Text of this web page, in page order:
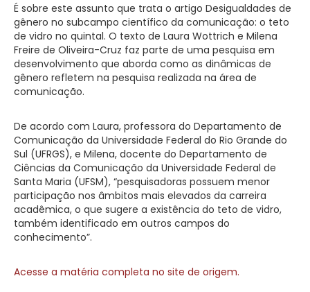
É sobre este assunto que trata o artigo Desigualdades de
gênero no subcampo científico da comunicação: o teto
de vidro no quintal. O texto de Laura Wottrich e Milena
Freire de Oliveira-Cruz faz parte de uma pesquisa em
desenvolvimento que aborda como as dinâmicas de
gênero refletem na pesquisa realizada na área de
comunicação.
De acordo com Laura, professora do Departamento de
Comunicação da Universidade Federal do Rio Grande do
Sul (UFRGS), e Milena, docente do Departamento de
Ciências da Comunicação da Universidade Federal de
Santa Maria (UFSM), “pesquisadoras possuem menor
participação nos âmbitos mais elevados da carreira
acadêmica, o que sugere a existência do teto de vidro,
também identificado em outros campos do
conhecimento”.
Acesse a matéria completa no site de origem.